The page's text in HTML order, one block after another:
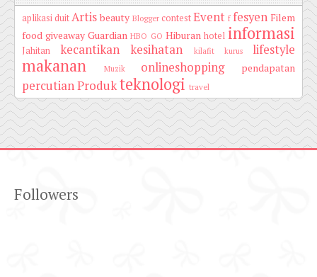
aplikasi duitArtis beauty Blogger contestEvent f fesyen Filem
food giveaway Guardian HBO GO Hiburan hotel informasi
Jahitan kecantikan kesihatan kilafit kurus lifestyle
makanan Muzik onlineshopping pendapatan
percutianProdukteknologi travel
Followers